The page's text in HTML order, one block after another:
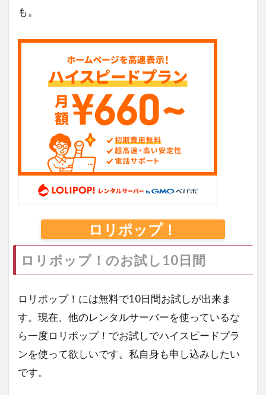
も。
ロリポップ！
ロリポップ！のお試し10日間
ロリポップ！には無料で10日間お試しが出来ま
す。現在、他のレンタルサーバーを使っているな
ら一度ロリポップ！でお試しでハイスピードプラ
ンを使って欲しいです。私自身も申し込みしたい
です。